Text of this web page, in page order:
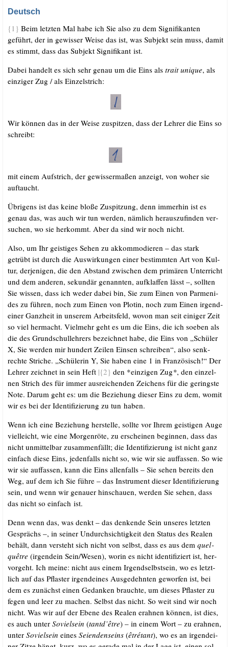
Deutsch
{1} Beim letz­ten Mal habe ich Sie also zu dem Signi­fi­kan­ten
geführt, der in gewis­ser Wei­se das ist, was Sub­jekt sein muss, damit
es stimmt, dass das Sub­jekt Signi­fi­kant ist.
Dabei han­delt es sich sehr genau um die Eins als trait uni­que, als
ein­zi­ger Zug /​ als Einzelstrich:
Wir kön­nen das in der Wei­se zuspit­zen, dass der Leh­rer die Eins so
schreibt:
mit einem Auf­strich, der gewis­ser­ma­ßen anzeigt, von woher sie
auftaucht.
Übri­gens ist das kei­ne blo­ße Zuspit­zung, denn immer­hin ist es
genau das, was auch wir tun wer­den, näm­lich her­aus­zu­fin­den ver­
su­chen, wo sie her­kommt. Aber da sind wir noch nicht.
Also, um Ihr geis­ti­ges Sehen zu akkom­mo­die­ren – das stark
getrübt ist durch die Aus­wir­kun­gen einer bestimm­ten Art von Kul­
tur, der­je­ni­gen, die den Abstand zwi­schen dem pri­mä­ren Unter­richt
und dem ande­ren, sekun­där genann­ten, auf­klaf­fen lässt –, soll­ten
Sie wis­sen, dass ich weder dabei bin, Sie zum Einen von Par­men­i­
des zu füh­ren, noch zum Einen von Plo­tin, noch zum Einen irgend­
ei­ner Ganz­heit in unse­rem Arbeits­feld, wovon man seit eini­ger Zeit
so viel her­macht. Viel­mehr geht es um die Eins, die ich soeben als
die des Grund­schul­leh­rers bezeich­net habe, die Eins von „Schü­ler
X, Sie wer­den mir hun­dert Zei­len Ein­sen schrei­ben“, also senk­
rech­te Stri­che. „Schü­le­rin Y, Sie haben eine 1 in Fran­zö­sisch!“ Der
Leh­rer zeich­net in sein Heft |{2} den *ein­zi­gen Zug*, den ein­zel­
nen Strich des für immer aus­rei­chen­den Zei­chens für die gerings­te
Note. Dar­um geht es: um die Bezie­hung die­ser Eins zu dem, womit
wir es bei der Iden­ti­fi­zie­rung zu tun haben.
Wenn ich eine Bezie­hung her­stel­le, soll­te vor Ihrem geis­ti­gen Auge
viel­leicht, wie eine Mor­gen­rö­te, zu erschei­nen begin­nen, dass das
nicht unmit­tel­bar zusam­men­fällt; die Iden­ti­fi­zie­rung ist nicht ganz
ein­fach die­se Eins, jeden­falls nicht so, wie wir sie auf­fas­sen. So wie
wir sie auf­fas­sen, kann die Eins allen­falls – Sie sehen bereits den
Weg, auf dem ich Sie füh­re – das Instru­ment die­ser Iden­ti­fi­zie­rung
sein, und wenn wir genau­er hin­schau­en, wer­den Sie sehen, dass
das nicht so ein­fach ist.
Denn wenn das, was denkt – das den­ken­de Sein unse­res letz­ten
Gesprächs –, in sei­ner Undurch­sich­tig­keit den Sta­tus des Rea­len
behält, dann ver­steht sich nicht von selbst, dass es aus dem quel­
quêt­re (irgend­ein Sein/​Wesen), wor­in es nicht iden­ti­fi­ziert ist, her­
vor­geht. Ich mei­ne: nicht aus einem Irgend­selbst­sein, wo es letzt­
lich auf das Pflas­ter irgend­ei­nes Aus­ge­dehn­ten gewor­fen ist, bei
dem es zunächst einen Gedan­ken brauch­te, um die­ses Pflas­ter zu
fegen und leer zu machen. Selbst das nicht. So weit sind wir noch
nicht. Was wir auf der Ebe­ne des Rea­len erah­nen kön­nen, ist dies,
es auch unter Soviel­s­ein (tantd’être) – in einem Wort – zu erah­nen,
unter Soviel­s­ein eines Sei­en­den­seins (êtré­tant), wo es an irgend­ei­